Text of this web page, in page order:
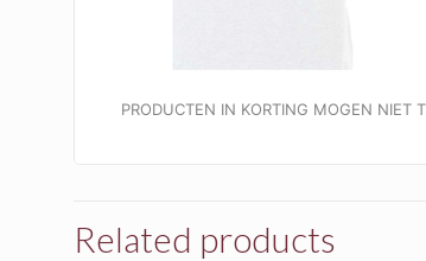
PRODUCTEN IN KORTING MOGEN NIET
Related products